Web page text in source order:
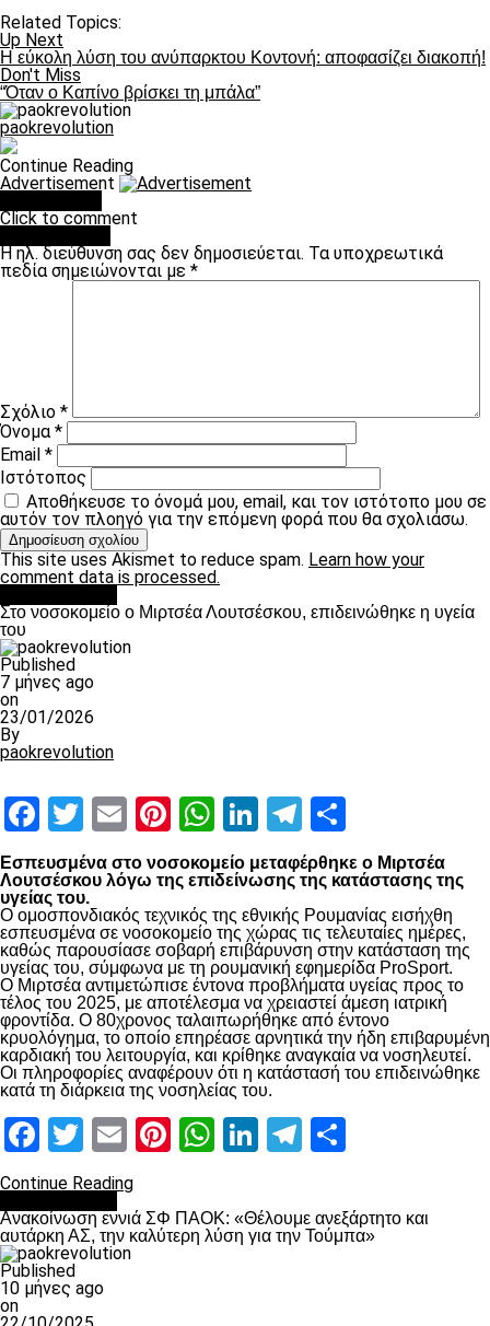
Related Topics:
Up Next
H εύκολη λύση του ανύπαρκτου Κοντονή: αποφασίζει διακοπή!
Don't Miss
“Όταν ο Καπίνο βρίσκει τη μπάλα”
paokrevolution
Continue Reading
Advertisement
Click to comment
Η ηλ. διεύθυνση σας δεν δημοσιεύεται. Τα υποχρεωτικά
πεδία σημειώνονται με *
Σχόλιο *
Όνομα*
Email *
Ιστότοπος
Αποθήκευσε το όνομά μου, email, και τον ιστότοπο μου σε
αυτόν τον πλοηγό για την επόμενη φορά που θα σχολιάσω.
This site uses Akismet to reduce spam. Learn how your
comment data is processed.
Στο νοσοκομείο ο Μιρτσέα Λουτσέσκου, επιδεινώθηκε η υγεία
του
Published
7 μήνες ago
on
23/01/2026
By
paokrevolution
Facebook
Twitter
EmailPinterest
WhatsApp
LinkedIn
Telegram
Εσπευσμένα στο νοσοκομείο μεταφέρθηκε ο Μιρτσέα
Λουτσέσκου λόγω της επιδείνωσης της κατάστασης της
υγείας του.
Ο ομοσπονδιακός τεχνικός της εθνικής Ρουμανίας εισήχθη
εσπευσμένα σε νοσοκομείο της χώρας τις τελευταίες ημέρες,
καθώς παρουσίασε σοβαρή επιβάρυνση στην κατάσταση της
υγείας του, σύμφωνα με τη ρουμανική εφημερίδα ProSport.
Ο Μιρτσέα αντιμετώπισε έντονα προβλήματα υγείας προς το
τέλος του 2025, με αποτέλεσμα να χρειαστεί άμεση ιατρική
φροντίδα. Ο 80χρονος ταλαιπωρήθηκε από έντονο
κρυολόγημα, το οποίο επηρέασε αρνητικά την ήδη επιβαρυμένη
καρδιακή του λειτουργία, και κρίθηκε αναγκαία να νοσηλευτεί.
Οι πληροφορίες αναφέρουν ότι η κατάστασή του επιδεινώθηκε
κατά τη διάρκεια της νοσηλείας του.
Facebook
Twitter
EmailPinterest
WhatsApp
LinkedIn
Telegram
Continue Reading
Ανακοίνωση εννιά ΣΦ ΠΑΟΚ: «Θέλουμε ανεξάρτητο και
αυτάρκη ΑΣ, την καλύτερη λύση για την Τούμπα»
Published
10 μήνες ago
on